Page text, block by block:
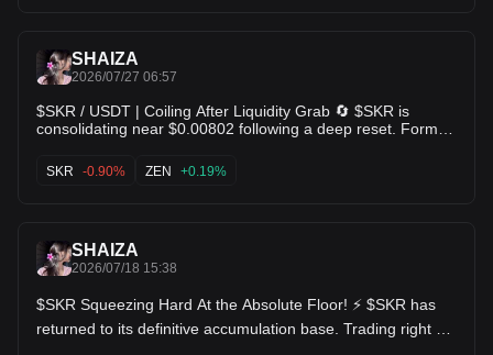
SHAIZA
2026/07/27 06:57
$SKR / USDT | Coiling After Liquidity Grab 🔄 $SKR is
consolidating near $0.00802 following a deep reset. Former
buyers step in heavily on dips. Range compression here
signals an accumulation phase preparing for the next
SKR -0.90% ZEN +0.19%
SHAIZA
2026/07/18 15:38
$SKR Squeezing Hard At the Absolute Floor! ⚡ $SKR has
returned to its definitive accumulation base. Trading right at